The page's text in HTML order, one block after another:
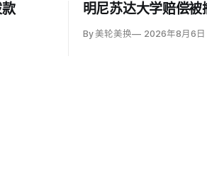
明尼苏达大学赔偿被
By 美轮美换 2026年8月6日